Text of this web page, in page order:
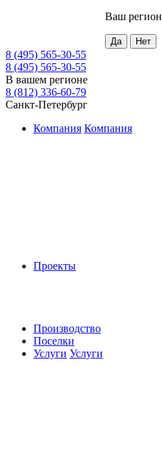
Ваш регион
8 (495) 565-30-55
8 (495) 565-30-55
В вашем регионе
8 (812) 336-60-79
Санкт-Петербург
Компания Компания
Проекты
Производство
Поселки
Услуги Услуги